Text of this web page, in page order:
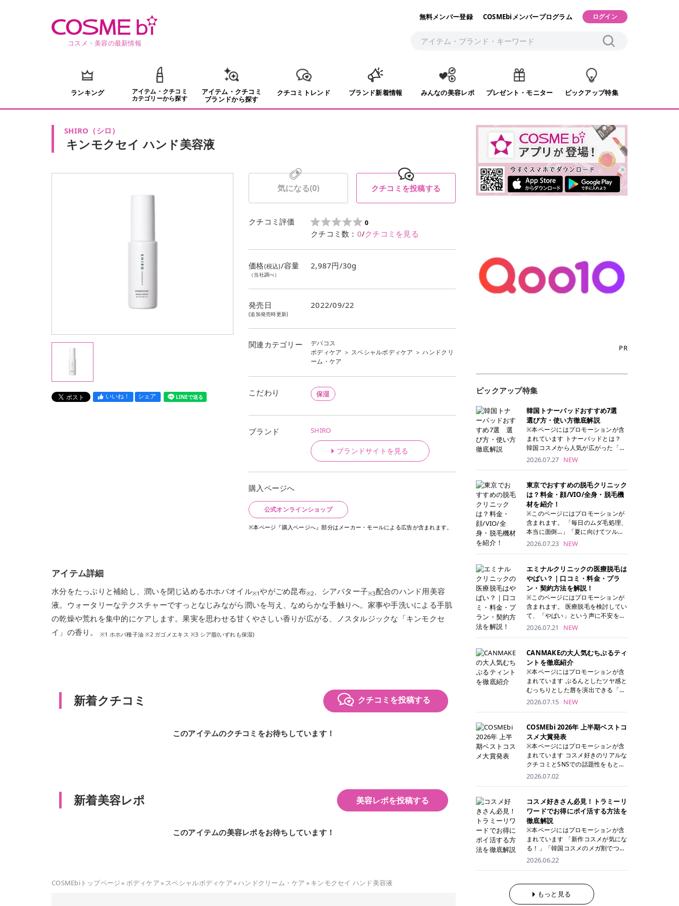
コスメ・美容の最新情報
無料メンバー登録 COSMEbiメンバープログラム ログイン
ランキング
アイテム・クチコミ
カテゴリーから探す
アイテム・クチコミ
ブランドから探す
クチコミトレンド ブランド新着情報 みんなの美容レポ プレゼント・モニター ピックアップ特集
SHIRO （シロ ）
キンモクセイ ハンド美容液
いいね！ シェア LINEで送る
気になる(0) クチコミを投稿する
クチコミ評価 0
クチコミ数： 0/クチコミを見る
価格(税込)/容量
（当社調べ）
2,987円/30g
発売日
(追加発売時更新)
2022/09/22
関連カテゴリー
デパコス
ボディケア ＞ スペシャルボディケア ＞ハンドクリ
ーム・ケア
こだわり 保湿
ブランド SHIRO
ブランドサイトを見る
購入ページへ
公式オンラインショップ
※本ページ『購入ページへ』部分はメーカー・モールによる広告が含まれます。
アイテム詳細
水分をたっぷりと補給し、潤いを閉じ込めるホホバオイル※1やがごめ昆布※2、シアバター子※3配合のハンド用美容
液。ウォータリーなテクスチャーですっとなじみながら潤いを与え、なめらかな手触りへ。家事や手洗いによる手肌
の乾燥や荒れを集中的にケアします。果実を思わせる甘くやさしい香りが広がる、ノスタルジックな「キンモクセ
イ」の香り。
※1 ホホバ種子油 ※2 ガゴメエキス ※3 シア脂(いずれも保湿)
新着クチコミ クチコミを投稿する
このアイテムのクチコミをお待ちしています！
新着美容レポ 美容レポを投稿する
このアイテムの美容レポをお待ちしています！
COSMEbiトップページ» ボディケア» スペシャルボディケア»ハンドクリーム・ケア » キンモクセイ ハンド美容液
PR
ピックアップ特集
韓国トナーパッドおすすめ7選
選び方・使い方徹底解説
※本ページにはプロモーションが含
まれています トナーパッドとは？
韓国コスメから人気が広がった「ト
ナーパッド」は、化粧水や美容液を
トナーパッドは洗顔後に肌をやさし
く拭き取ることで、古い角質や余分
な皮脂汚れをオフしながら、うるお
いを与えられるのが特徴✨ さらに、
気になる部分には数分のせて部分用
パックとしても使用できるため、1
両方を叶えられます。 韓国コスメブ
ランドを中心に人気を集めていまし
たが、現在では日本でも定番のスキ
ンケアアイテムとして幅広い世代に
愛用されています。 トナーパッドの
特徴 トナーパッドと拭き取り化粧水
の違い 「トナーパッド」と「拭き取
り化粧水」はどちらも洗顔後に使用
するスキンケアアイテムですが、使
い方や特徴に違いがあります。 トナ
ーパッドは、化粧水があらかじめパ
ッドに含まれているため、コットン
を用意する手間がなく、忙しい朝で
もサッと使えるのが魅力です。 ま
た、保湿成分を豊富に配合した商品
が多く、拭き取り後にそのまま部分
用パックとして使えるトナーパッド
も増えています。 一方、拭き取り化
粧水は液体タイプのため、コットン
整しやすく、お気に入りの化粧水を
使いたい方やコストを抑えて続けた
い方にもおすすめです。 トナーパッ
ドのメリット トナーパッドは、角質
ケア・保湿ケア・部分用パックまで
1枚で行える便利なスキンケアアイ
テムです。 ここでは、トナーパッド
す。 古い角質や皮脂汚れをやさしく
オフ トナーパッドを使用すること
で、洗顔だけでは落としきれない古
い角質や余分な皮脂汚れをやさしく
拭き取り、なめらかな肌へ整えま
す。 保湿ケアまで1枚でできる 保湿
成分を配合したトナーパッドなら、
ケアにもぴったりです。 部分パック
としても使える 多くのトナーパッド
は、乾燥が気になる頬や額、小鼻な
2026.07.27 NEW
東京でおすすめの脱毛クリニック
は？料金・顔/VIO/全身・脱毛機
材を紹介！
※このページにはプロモーションが
含まれます。 「毎日のムダ毛処理、
本当に面倒…」「夏に向けてツルツ
ル肌になりたい！」 そう思って東京
べばいいの？と迷ってしまいますよ
ね。 この記事では、医療脱毛の基本
から、東京で特に通いやすいフレイ
アクリニック・レジーナクリニッ
ク・エミナルクリニック・リゼクリ
ニックの4院について、分かりやす
リニックを見つけて、面倒な自己処
理から卒業しちゃいましょう♪ クリ
ニック 全身＋VIO 全身＋VIO＋顔 特
徴 脱毛器 詳細 フレイアクリニック
52,800円(税込)/5回 94,600円(税
込)/5回 肌への負担に配慮しなが
ら、コストパフォーマンスも重視し
たい方に！ メディオスターモノリス
メディオスターNeXT PRO 公式サイ
ト> レジーナクリニック 52,800円
(税込)/5回 99,000円(税込)/5回 ジェ
ントルシリーズを選べるため、脱毛
機にこだわりたい方におすすめ！ ジ
ェントルマックスプロ ジェントルマ
ックスプロプラス ジェントルレーズ
プロ ソプラノチタニウム 公式サイ
ト> エミナルクリニック 49,500円
(税込)/6回 93,500円(税込)/6回 エミ
定！月々払いも安くて通いやすい ク
リスタルプロ 公式サイト> リゼクリ
ニック 109,800円(税込)/5回 144,80
0円(税込)/5回 毛質に合わせて脱毛
機を選択可能！有効期限も5年と長
くマイペースに通いやすい ラシャ
メディオスターNeXT PRO ジェント
ルYAGプロ 公式サイト> ｜そもそも
うの？ 脱毛を考えたときに、まず悩
むのが「医療脱毛とエステ脱毛、ど
2026.07.23 NEW
エミナルクリニックの医療脱毛は
やばい？｜口コミ・料金・プラ
ン・契約方法を解説！
※このページにはプロモーションが
含まれます。 医療脱毛を検討してい
て、「やばい」という声に不安を抱
える方も多いのではないでしょう
体系をはじめ、学生や友人同士でお
得になる割引キャンペーン、無料カ
ウンセリングから施術までの具体的
なステップを分かりやすく解説しま
す。 これから手軽に全身医療脱毛を
後までチェックして、ご自身にぴっ
ください！ クリニック 全身＋VIO
全身＋VIO＋顔 特徴 脱毛器 詳細 フ
レイアクリニック 52,800円(税込)/5
回 94,600円(税込)/5回 肌への負担
に配慮しながら、コストパフォーマ
ンスも重視したい方に！ メディオス
ターモノリス メディオスターNeXT
PRO 公式サイト> レジーナクリニッ
ク 52,800円(税込)/5回 99,000円(税
込)/5回 ジェントルシリーズを選べ
るため、脱毛機にこだわりたい方に
おすすめ！ ジェントルマックスプロ
ジェントルマックスプロプラス ジェ
ントルレーズプロ ソプラノチタニウ
ム 公式サイト> エミナルクリニック
49,500円(税込)/6回 93,500円(税
込)/6回 エミナルクリニックの始め
通いやすい クリスタルプロ 公式サ
イト> リゼクリニック 109,800円(税
2026.07.21 NEW
CANMAKEの大人気むちぷるティ
ントを徹底紹介
※本ページにはプロモーションが含
まれています ぷるんとしたツヤ感と
むっちりとした唇を演出できる「C
ANMAKE（キャンメイク）むちぷる
湿ケアも叶えられることから、SNS
でも話題の人気リップです。 「自分
にはどのカラーが似合う？」「イエ
ベ・ブルベ別のおすすめは？」と気
になっている方も多いのではないで
とともにご紹介！それぞれの色味や
なメイクに合うのかまで詳しく解説
します✨ ※メイクアップ効果による
CANMAKE むちぷるティントとは？
CANMAKE むちぷるティントは、テ
ィント・プランパー・保湿ケアを1
本で叶えるリップです。 するすると
塗れるなめらかなテクスチャーで、
縦ジワをカバーしながら、むっちり
としたツヤのある唇を演出します。
るため、乾燥しにくくデイリー使い
にもぴったり！ アイテム詳細を見る
2026.07.15 NEW
COSMEbi 2026年 上半期ベストコ
スメ大賞発表
※本ページにはプロモーションが含
まれています コスメ好きのリアルな
クチコミとSNSでの話題性をもとに
選出された、COSMEbi 2026年上半
た名品たちを、カテゴリ別にご紹介
します。 本記事では、2025年11月
～2026年4月までの半年間におい
て、COSMEbi内でのクチコミとSN
Sでの話題性を元に選出されたコス
メやスキンケアなどの化粧品を「総
国コスメ」に分けて1位～3位までを
ランキング形式で発表！ 2026年上
半期 総合大賞 AMUSE（アミュー
ズ）「 ジェルフィットグロス」 👑
「ジェルフィットグロス」の特徴 唇
2026.07.02
コスメ好きさん必見！トラミーリ
ワードでお得にポイ活する方法を
徹底解説
※本ページにはプロモーションが含
まれています 「新作コスメが気にな
る！」「韓国コスメのメガ割でつい
買いすぎてしまう……」 そんな美容
を少し工夫するだけでポイントを貯
められるため、コスメやスキンケア
にかかる費用を少しでも抑えたい方
2026.06.22
もっと見る